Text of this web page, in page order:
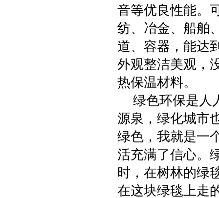
音等优良性能。
纺、冶金、船舶
道、容器，能达
外观整洁美观，
热保温材料。
绿色环保是人
源泉，绿化城市
绿色，我就是一
活充满了信心。
时，在树林的绿
在这块绿毯上走